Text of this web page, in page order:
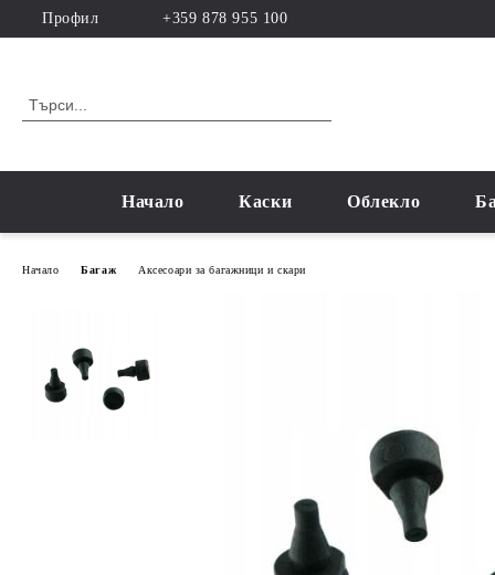
Профил +359 878 955 100
Начало Каски Облекло
Начало Багаж Аксесоари за багажници и скари